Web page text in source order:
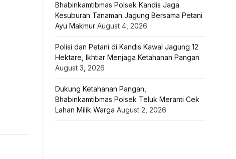
Bhabinkamtibmas Polsek Kandis Jaga
Kesuburan Tanaman Jagung Bersama Petani
Ayu Makmur August 4, 2026
Polisi dan Petani di Kandis Kawal Jagung 12
Hektare, Ikhtiar Menjaga Ketahanan Pangan
August 3, 2026
Dukung Ketahanan Pangan,
Bhabinkamtibmas Polsek Teluk Meranti Cek
Lahan Milik Warga August 2, 2026